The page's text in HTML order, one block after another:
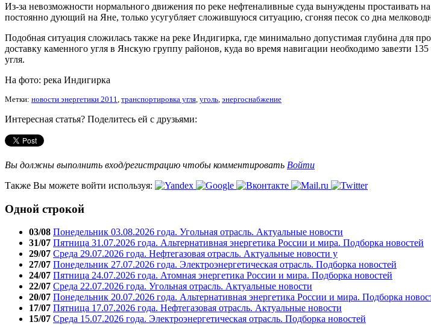
Из-за невозможности нормального движения по реке нефтеналивные суда вынуждены простаивать
постоянно дующий на Яне, только усугубляет сложившуюся ситуацию, сгоняя песок со дна
Подобная ситуация сложилась также на реке Индигирка, где минимально допустимая глубина для
доставку каменного угля в Янскую группу районов, куда во время навигации необходимо завезти
угля.
На фото: река Индигирка
Метки: новости энергетики 2011, транспортировка угля, уголь, энергоснабжение
Интересная статья? Поделитесь ей с друзьями:
Вы должны выполнить вход/регистрацию чтобы комментировать Войти
Также Вы можете войти используя:
Одной строкой
03/08 Понедельник 03.08.2026 года. Угольная отрасль. Актуальные новости
31/07 Пятница 31.07.2026 года. Альтернативная энергетика России и мира. Подборка новостей
29/07 Среда 29.07.2026 года. Нефтегазовая отрасль. Актуальные новости у
27/07 Понедельник 27.07.2026 года. Электроэнергетическая отрасль. Подборка новостей
24/07 Пятница 24.07.2026 года. Атомная энергетика России и мира. Подборка новостей
22/07 Среда 22.07.2026 года. Угольная отрасль. Актуальные новости
20/07 Понедельник 20.07.2026 года. Альтернативная энергетика России и мира. Подборка
17/07 Пятница 17.07.2026 года. Нефтегазовая отрасль. Актуальные новости
15/07 Среда 15.07.2026 года. Электроэнергетическая отрасль. Подборка новостей